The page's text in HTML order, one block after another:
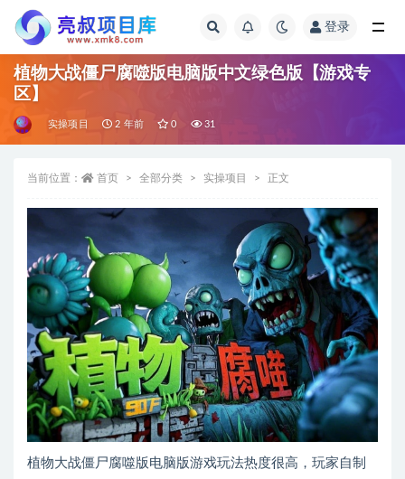
登录
植物大战僵尸腐噬版电脑版中文绿色版【游戏专
区】
实操项目 2 年前 0 31
当前位置： 首页 全部分类 实操项目 正文
植物大战僵尸腐噬版电脑版游戏玩法热度很高，玩家自制